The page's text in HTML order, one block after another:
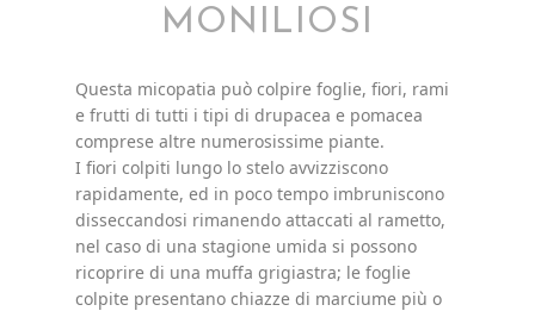
MONILIOSI
Questa micopatia può colpire foglie, fiori, rami
e frutti di tutti i tipi di drupacea e pomacea
comprese altre numerosissime piante.
I fiori colpiti lungo lo stelo avvizziscono
rapidamente, ed in poco tempo imbruniscono
disseccandosi rimanendo attaccati al rametto,
nel caso di una stagione umida si possono
ricoprire di una muffa grigiastra; le foglie
colpite presentano chiazze di marciume più o